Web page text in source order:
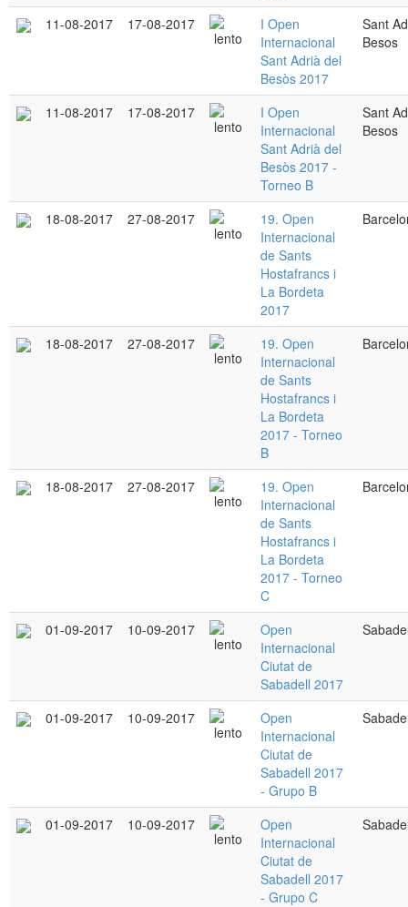
11-08-2017 17-08-2017
I Open
Internacional
Sant Adrià del
Besòs 2017
Sant
Besos
11-08-2017 17-08-2017
I Open
Internacional
Sant Adrià del
Besòs 2017 -
Torneo B
Sant
Besos
18-08-2017 27-08-2017
19. Open
Internacional
de Sants
Hostafrancs i
La Bordeta
2017
18-08-2017 27-08-2017
19. Open
Internacional
de Sants
Hostafrancs i
La Bordeta
2017 - Torneo
B
18-08-2017 27-08-2017
19. Open
Internacional
de Sants
Hostafrancs i
La Bordeta
2017 - Torneo
C
01-09-2017 10-09-2017
Open
Internacional
Ciutat de
Sabadell 2017
01-09-2017 10-09-2017
Open
Internacional
Ciutat de
Sabadell 2017
- Grupo B
01-09-2017 10-09-2017
Open
Internacional
Ciutat de
Sabadell 2017
- Grupo C